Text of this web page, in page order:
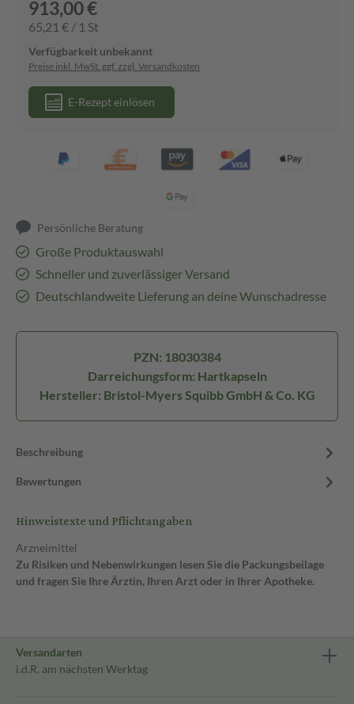
913,00 €
65,21 € / 1 St
Verfügbarkeit unbekannt
Preise inkl. MwSt. ggf. zzgl. Versandkosten
E-Rezept einlösen
Persönliche Beratung
Große Produktauswahl
Schneller und zuverlässiger Versand
Deutschlandweite Lieferung an deine Wunschadresse
PZN: 18030384
Darreichungsform: Hartkapseln
Hersteller: Bristol-Myers Squibb GmbH & Co. KG
Beschreibung
Bewertungen
Hinweistexte und Pflichtangaben
Arzneimittel
Zu Risiken und Nebenwirkungen lesen Sie die Packungsbeilage
und fragen Sie Ihre Ärztin, Ihren Arzt oder in Ihrer Apotheke.
Versandarten
i.d.R. am nächsten Werktag